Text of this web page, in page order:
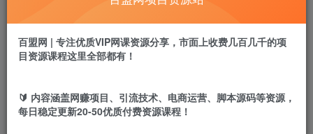
盟币 9.9
立即购买
百盟网 | 专注优质VIP网课资源分享，市面上收费几百几千的项
目资源课程这里全部都有！
🔰 内容涵盖网赚项目、引流技术、电商运营、脚本源码等资源，
每日稳定更新20-50优质付费资源课程！